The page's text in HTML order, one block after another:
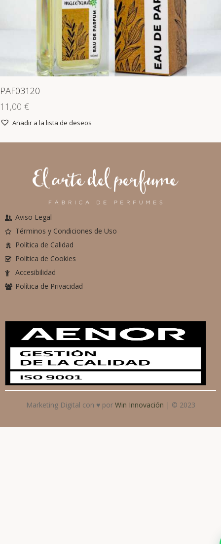
PAF03120
11,00 €
Añadir a la lista de deseos
Aviso Legal
Términos y Condiciones de Uso
Política de Calidad
Política de Cookies
Accesibilidad
Política de Privacidad
Marketing Digital con ♥ por Win Innovación | © 2023